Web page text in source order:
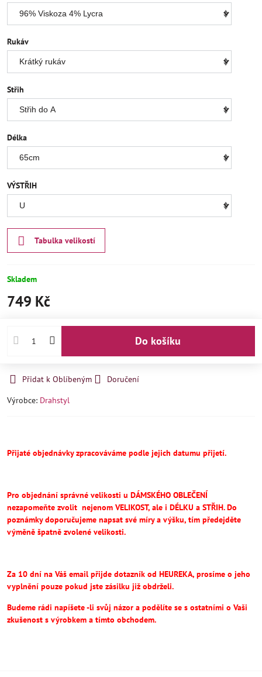
Rukáv
Střih
Délka
VÝSTŘIH
Tabulka velikostí
Skladem
749 Kč
Do košíku
Přidat k Oblíbeným
Doručení
Výrobce: Drahstyl
Přijaté objednávky zpracováváme podle jejich datumu přijetí.
Pro objednání správné velikosti u DÁMSKÉHO OBLEČENÍ
nezapomeňte zvolit nejenom VELIKOST, ale i DÉLKU a STŘIH.Do
poznámky doporučujeme napsat své míry a výšku, tím předejděte
výměně špatně zvolené velikosti.
Za 10 dní na Váš email přijde dotazník od HEUREKA, prosíme o jeho
vyplnění pouze pokud jste zásilku již obdrželi.
Budeme rádi napíšete -li svůj názor a podělíte se s ostatními o Vaši
zkušenost s výrobkem a tímto obchodem.